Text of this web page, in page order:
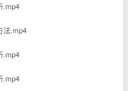
.mp4
法.mp4
.mp4
.mp4